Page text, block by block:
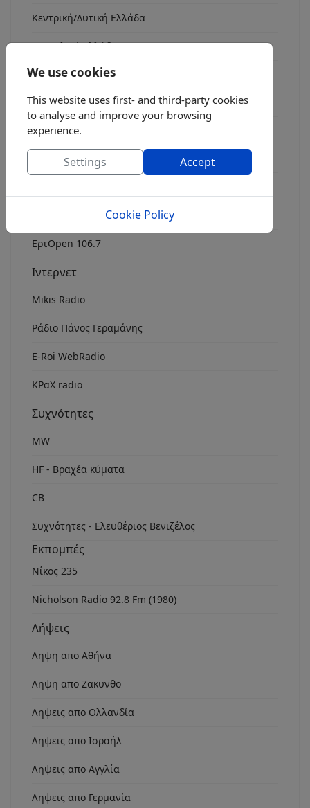
Κεντρική/Δυτική Ελλάδα
Ανατολική Ελλάδα
Νότια Ελλάδα
Radio Asyrmatos 1134 khz
FM stereo
Ράδιο fm7
ΕρτOpen 106.7
Ιντερνετ
Mikis Radio
Ράδιο Πάνος Γεραμάνης
Ε-Roi WebRadio
ΚΡαΧ radio
Συχνότητες
MW
HF - Βραχέα κύματα
CB
Συχνότητες - Ελευθέριος Βενιζέλος
Εκπομπές
Νίκος 235
Nicholson Radio 92.8 Fm (1980)
Λήψεις
Ληψη απο Αθήνα
Ληψη απο Ζακυνθο
Ληψεις απο Ολλανδία
Ληψεις απο Ισραήλ
Ληψεις απο Αγγλία
Ληψεις απο Γερμανία
We use cookies
This website uses first- and third-party cookies
to analyse and improve your browsing
experience.
Settings Accept
Cookie Policy